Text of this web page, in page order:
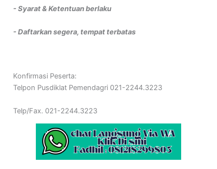
- Syarat & Ketentuan berlaku
- Daftarkan segera, tempat terbatas
Konfirmasi Peserta:
Telpon Pusdiklat Pemendagri 021-2244.3223
Telp/Fax. 021-2244.3223